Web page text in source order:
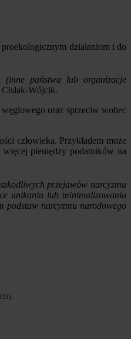
działaniom i do
(inne państwa lub organizacje
Wójcik.
oraz sprzeciw wobec
człowieka. Przykładem może
pieniędzy podatników na
przejawów narcyzmu
unikaniu lub minimalizowaniu
podstaw narcyzmu narodowego